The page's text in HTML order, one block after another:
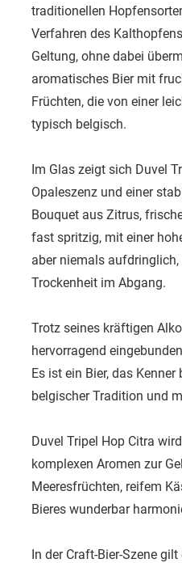
traditionellen
Verfahren des
Geltung, ohne dabei
aromatisches Bier mit
Früchten, die von einer
typisch belgisch.
Im Glas zeigt sich Duvel
Opaleszenz und einer
Bouquet aus Zitrus,
fast spritzig, mit einer
aber niemals
Trockenheit im Abgang.
Trotz seines kräftigen
hervorragend
Es ist ein Bier, das
belgischer Tradition und
Duvel Tripel Hop Citra
komplexen Aromen zur
Meeresfrüchten, reifem
Bieres wunderbar
In der Craft-Bier-Szene